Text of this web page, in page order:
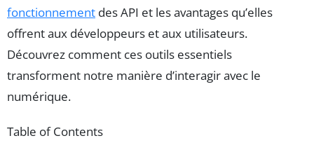
fonctionnement des API et les avantages qu’elles
offrent aux développeurs et aux utilisateurs.
Découvrez comment ces outils essentiels
transforment notre manière d’interagir avec le
numérique.
Table of Contents